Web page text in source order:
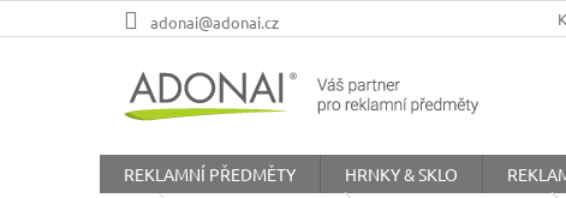
na
adonai@adonai.cz
REKLAMNÍ PŘEDMĚTY HRNKY & SKLO